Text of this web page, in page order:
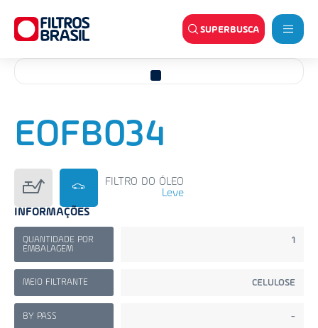
SUPERBUSCA
EOFB034
FILTRO DO ÓLEO
Leve
INFORMAÇÕES
QUANTIDADE POR
EMBALAGEM
1
MEIO FILTRANTE CELULOSE
BY PASS -